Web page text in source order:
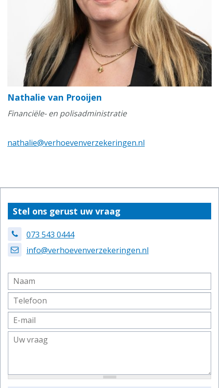
Nathalie van Prooijen
Financiële- en polisadministratie
nathalie@verhoevenverzekeringen.nl
Stel ons gerust uw vraag
073 543 0444
info@verhoevenverzekeringen.nl